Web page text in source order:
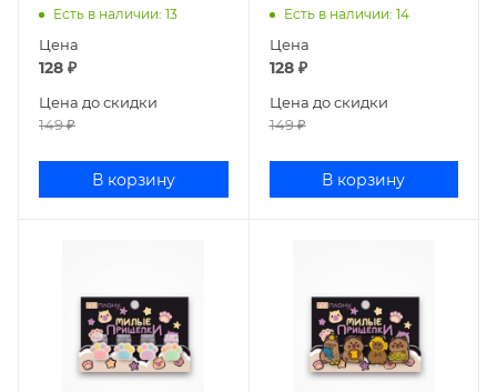
микс 169P-008
Есть в наличии: 13
Цена
128 ₽
Цена до скидки
149₽
В корзину
микс 169P-007
Есть в наличии: 14
Цена
128₽
Цена до скидки
149₽
В корзину